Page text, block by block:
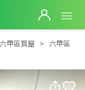
六甲區中古透天店面
甲區買屋
六甲區